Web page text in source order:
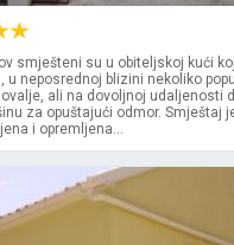
smješteni su u obiteljskoj kući
u neposrednoj blizini nekoliko
ali na dovoljnoj udaljenosti
za opuštajući odmor. Smještaj
i opremljena...